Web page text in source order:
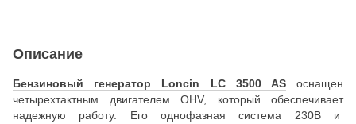
Описание
Бензиновый генератор Loncin LC 3500 ASоснащен
четырехтактным двигателем OHV, который обеспечивает
надежную работу. Его однофазная система 230В и